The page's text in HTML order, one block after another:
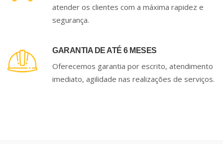
atender os clientes com a máxima rapidez e
segurança.
GARANTIA DE ATÉ 6 MESES
Oferecemos garantia por escrito, atendimento
imediato, agilidade nas realizações de serviços.